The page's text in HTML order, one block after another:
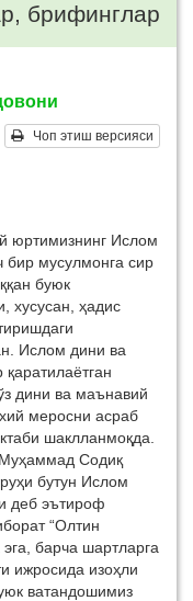
брифинглар
Чоп этиш версияси
юртимизнинг Ислом
бир мусулмонга сир
буюк
хусусан, ҳадис
Ислом дини ва
дини ва маънавий
меросни асраб
шаклланмоқда.
Содиқ
бутун Ислом
деб эътироф
“Олтин
барча шартларга
ижросида изоҳли
ватандошимиз